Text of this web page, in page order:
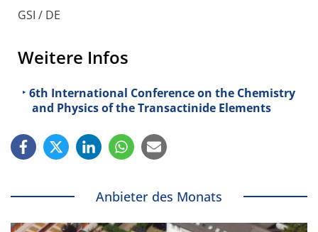
GSI / DE
Weitere Infos
6th International Conference on the Chemistry
and Physics of the Transactinide Elements
Anbieter des Monats